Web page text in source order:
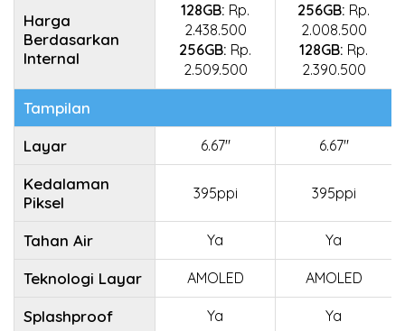
Harga
Berdasarkan
Internal
128GB: Rp.
2.438.500
256GB: Rp.
2.509.500
256GB: Rp.
2.008.500
128GB: Rp.
2.390.500
Tampilan
Layar
6.67" 6.67"
Kedalaman
Piksel
395ppi 395ppi
Tahan Air Ya Ya
Teknologi Layar AMOLED AMOLED
Splashproof Ya Ya